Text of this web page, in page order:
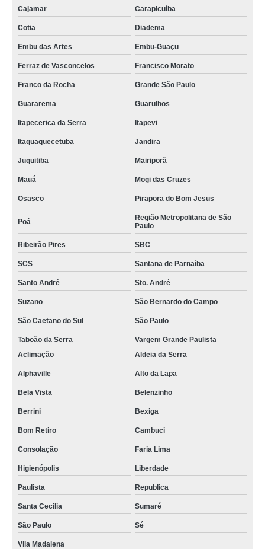
Cajamar Carapicuíba
Cotia Diadema
Embu das Artes Embu-Guaçu
Ferraz de Vasconcelos Francisco Morato
Franco da Rocha Grande São Paulo
Guararema Guarulhos
Itapecerica da Serra Itapevi
Itaquaquecetuba Jandira
Juquitiba Mairiporã
Mauá Mogi das Cruzes
Osasco Pirapora do Bom Jesus
Poá
Região Metropolitana de São
Paulo
Ribeirão Pires SBC
SCS Santana de Parnaíba
Santo André Sto. André
Suzano São Bernardo do Campo
São Caetano do Sul São Paulo
Taboão da Serra
Vargem Grande Paulista
Aclimação
Aldeia da Serra
Alphaville Alto da Lapa
Bela Vista Belenzinho
Berrini Bexiga
Bom Retiro Cambuci
Consolação Faria Lima
Higienópolis Liberdade
Paulista Republica
Santa Cecilia Sumaré
São Paulo Sé
Vila Madalena